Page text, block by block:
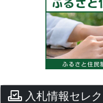
入札情報セレク